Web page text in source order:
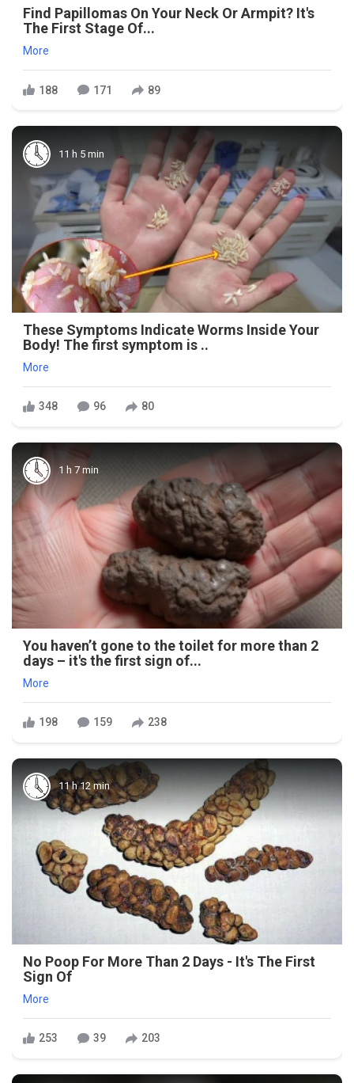
Find Papillomas On Your Neck Or Armpit? It's
The First Stage Of...
More
188 171 89
11 h 5 min
These Symptoms Indicate Worms Inside Your
Body! The first symptom is ..
More
348 96 80
1 h 7 min
You haven’t gone to the toilet for more than 2
days – it's the first sign of...
More
198 159 238
11 h 12 min
No Poop For More Than 2 Days - It's The First
Sign Of
More
253 39 203